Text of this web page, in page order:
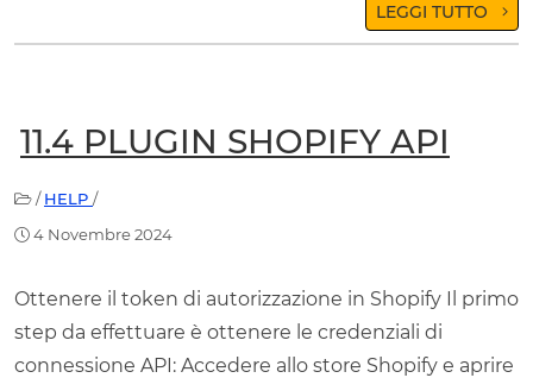
LEGGI TUTTO
11.4 PLUGIN SHOPIFY API
/HELP /
4 Novembre 2024
Ottenere il token di autorizzazione in Shopify Il primo
step da effettuare è ottenere le credenziali di
connessione API: Accedere allo store Shopify e aprire